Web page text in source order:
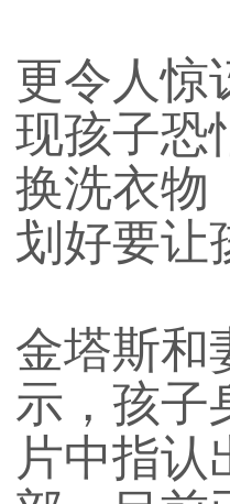
更令人惊
现孩子恐
换洗衣物
划好要让
金塔斯和
示，孩子
片中指认